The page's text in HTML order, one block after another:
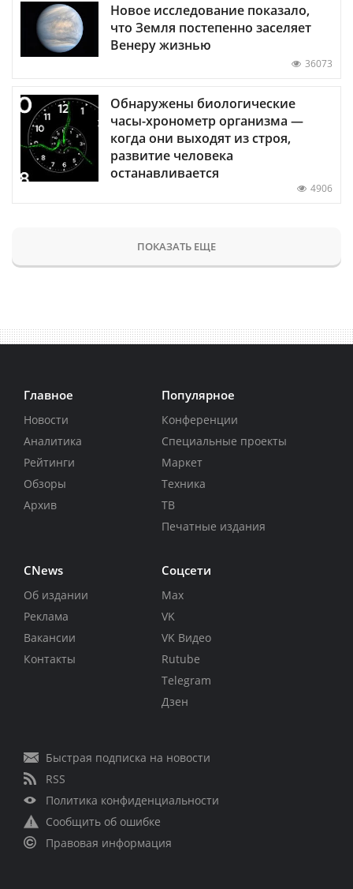
Новое исследование показало,
что Земля постепенно заселяет
Венеру жизнью
36073
Обнаружены биологические
часы-хронометр организма —
когда они выходят из строя,
развитие человека
останавливается
4906
ПОКАЗАТЬ ЕЩЕ
Главное
Новости
Аналитика
Рейтинги
Обзоры
Архив
Популярное
Конференции
Специальные проекты
Маркет
Техника
ТВ
Печатные издания
CNews
Об издании
Реклама
Вакансии
Контакты
Соцсети
Max
VK
VK Видео
Rutube
Telegram
Дзен
Быстрая подписка на новости
RSS
Политика конфиденциальности
Сообщить об ошибке
Правовая информация